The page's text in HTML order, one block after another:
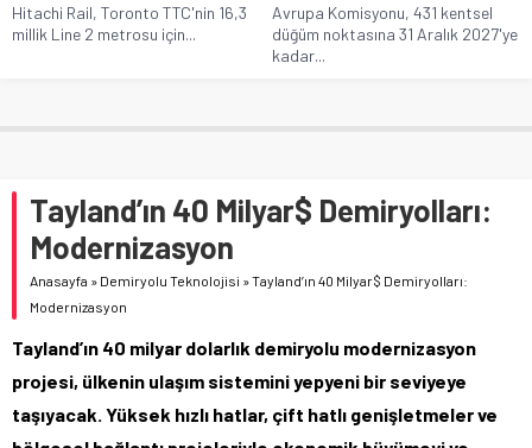
Hitachi Rail, Toronto TTC'nin 16,3
millik Line 2 metrosu için...
Avrupa Komisyonu, 431 kentsel
düğüm noktasına 31 Aralık 2027'ye
kadar...
Tayland’ın 40 Milyar$ Demiryolları:
Modernizasyon
Anasayfa » Demiryolu Teknolojisi »Tayland’ın 40 Milyar$ Demiryolları:
Modernizasyon
Tayland’ın 40 milyar dolarlık demiryolu modernizasyon
projesi, ülkenin ulaşım sistemini yepyeni bir seviyeye
taşıyacak. Yüksek hızlı hatlar, çift hatlı genişletmeler ve